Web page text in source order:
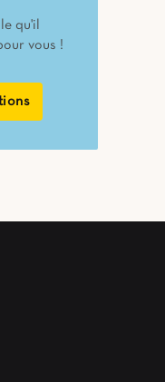
qu'il
vous !